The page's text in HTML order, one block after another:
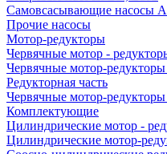
Самовсасывающие насосы
Прочие насосы
Мотор-редукторы
Червячные мотор -
Червячные мотор-
Редукторная часть
Червячные мотор-
Комплектующие
Цилиндрические мотор -
Цилиндрические мотор-